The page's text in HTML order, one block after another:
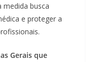
medida busca
e proteger a
Gerais que